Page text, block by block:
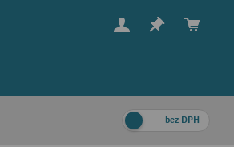
bez DPH